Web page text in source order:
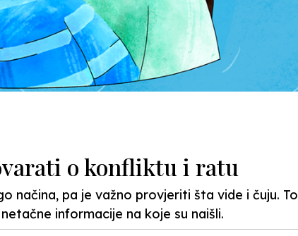
o konfliktu i ratu
načina, pa je važno provjeriti šta vide i čuju. To
informacije na koje su naišli.